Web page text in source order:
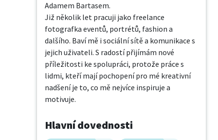
Adamem Bartasem.
Již několik let pracuji jako freelance
fotografka eventů, portrétů, fashion a
dalšího. Baví mě i sociální sítě a komunikace s
jejich uživateli. S radostí přijímám nové
příležitosti ke spolupráci, protože práce s
lidmi, kteří mají pochopení pro mé kreativní
nadšení je to, co mě nejvíce inspiruje a
motivuje.
Hlavní dovednosti